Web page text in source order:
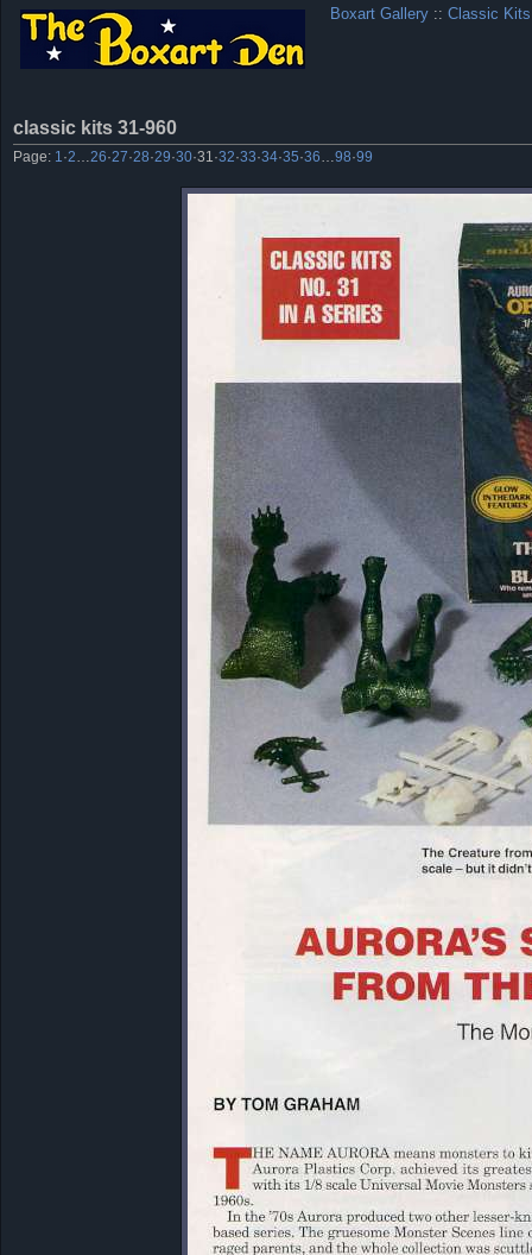
Boxart Gallery ::Classic Kits
classic kits 31-960
Page: 1 ·2 26·27·28·29·30·31 ·32·33·34·35·36 98·99